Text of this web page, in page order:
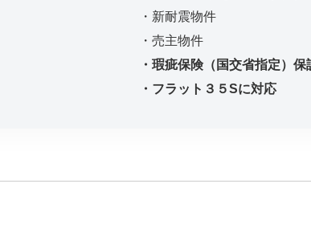
・新耐震物件
・売主物件
・瑕疵保険（国交省指定）保
・フラット３５Sに対応